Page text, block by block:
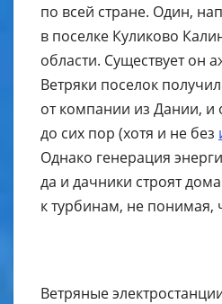
по всей стране. Один,
в поселке Куликово
области. Существует он
Ветряки поселок
от компании из Дании, и
до сих пор (хотя и не без
Однако генерация
да и дачники строят
к турбинам, не понимая,
Ветряные